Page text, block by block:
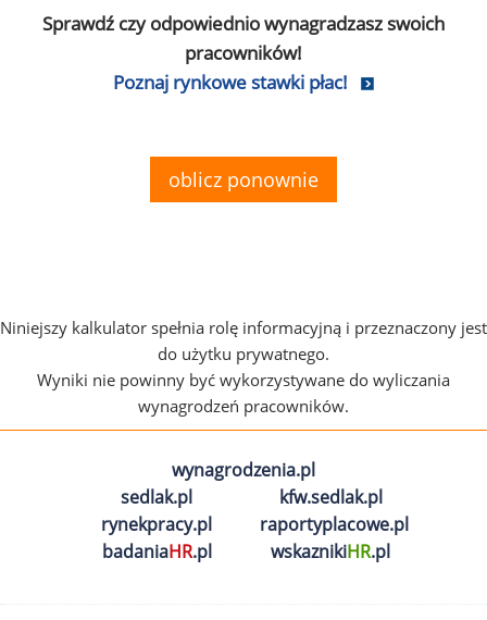
Sprawdź czy odpowiednio wynagradzasz swoich
pracowników!
Poznaj rynkowe stawki płac!
oblicz ponownie
Niniejszy kalkulator spełnia rolę informacyjną i przeznaczony jest
do użytku prywatnego.
Wyniki nie powinny być wykorzystywane do wyliczania
wynagrodzeń pracowników.
wynagrodzenia.pl
sedlak.pl
kfw.sedlak.pl
rynekpracy.pl
raportyplacowe.pl
badaniaHR.pl wskaznikiHR.pl